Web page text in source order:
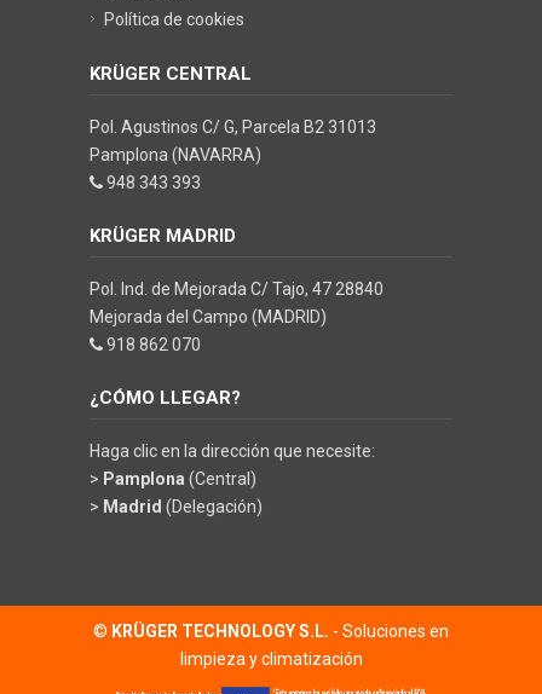
Política de cookies
KRÜGER CENTRAL
Pol. Agustinos C/ G, Parcela B2 31013
Pamplona (NAVARRA)
948 343 393
KRÜGER MADRID
Pol. Ind. de Mejorada C/ Tajo, 47 28840
Mejorada del Campo (MADRID)
918 862 070
¿CÓMO LLEGAR?
Haga clic en la dirección que necesite:
> Pamplona (Central)
> Madrid (Delegación)
© KRÜGER TECHNOLOGY S.L. - Soluciones en
limpieza y climatización